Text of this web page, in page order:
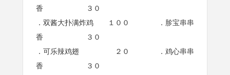
香 ３０
．双酱大扑满炸鸡 １００ ．胗宝串串
香 ３０
．可乐辣鸡翅 ２０ ．鸡心串串
香 ３０